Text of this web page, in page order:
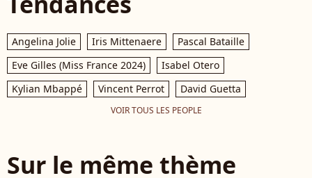
Angelina Jolie Iris Mittenaere
Pascal Bataille
Eve Gilles (Miss France 2024)
Isabel Otero
Kylian Mbappé
Vincent Perrot David Guetta
VOIR TOUS LES PEOPLE
Sur le même thème